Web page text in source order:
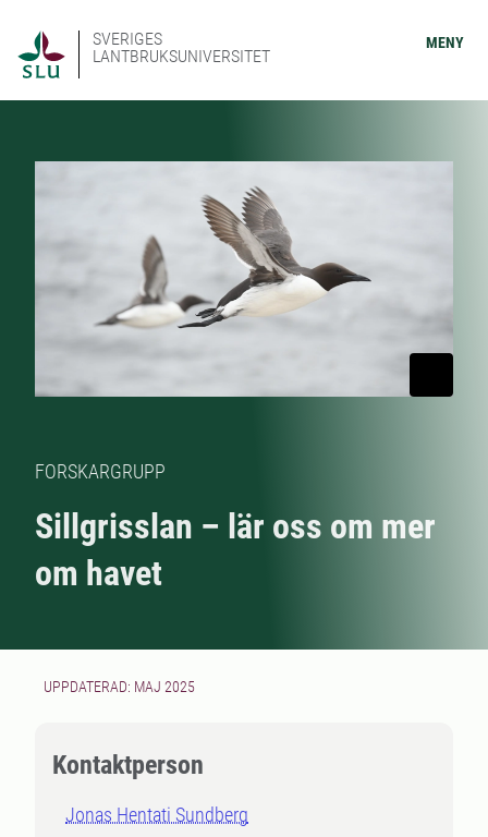
SVERIGES
LANTBRUKSUNIVERSITET
MENY
FORSKARGRUPP
Sillgrisslan – lär oss om mer
om havet
UPPDATERAD: MAJ 2025
Kontaktperson
Jonas Hentati Sundberg